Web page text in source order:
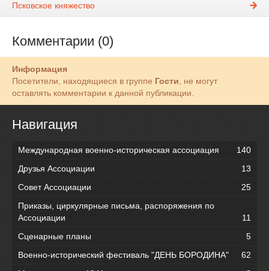
Псковское княжество
Комментарии (0)
Информация
Посетители, находящиеся в группе Гости, не могут
оставлять комментарии к данной публикации.
Навигация
Международная военно-историческая ассоциация
140
Друзья Ассоциации
13
Совет Ассоциации
25
Приказы, циркулярные письма, распоряжения по
Ассоциации
11
Сценарные планы
5
Военно-исторический фестиваль "ДЕНЬ БОРОДИНА"
62